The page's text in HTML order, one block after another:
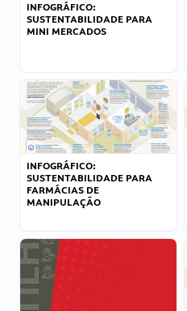
INFOGRÁFICO:
SUSTENTABILIDADE PARA
MINI MERCADOS
INFOGRÁFICO:
SUSTENTABILIDADE PARA
FARMÁCIAS DE
MANIPULAÇÃO